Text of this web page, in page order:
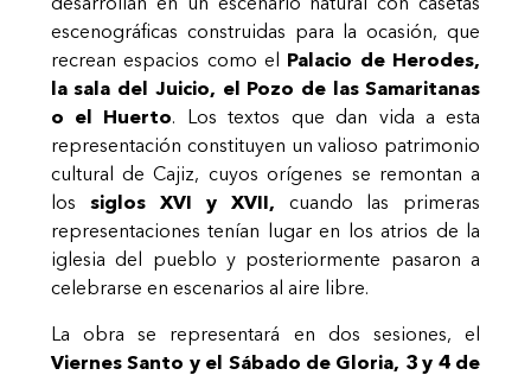
escenográficas construidas para la ocasión, que
recrean espacios como el Palacio de Herodes,
la sala del Juicio, el Pozo de las Samaritanas
o el Huerto. Los textos que dan vida a esta
representación constituyen un valioso patrimonio
cultural de Cajiz, cuyos orígenes se remontan a
los siglos XVI y XVII, cuando las primeras
representaciones tenían lugar en los atrios de la
iglesia del pueblo y posteriormente pasaron a
celebrarse en escenarios al aire libre.
La obra se representará en dos sesiones, el
Viernes Santo y el Sábado de Gloria, 3 y 4 de